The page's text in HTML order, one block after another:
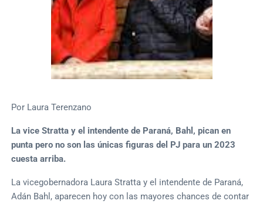
Por Laura Terenzano
La vice Stratta y el intendente de Paraná, Bahl, pican en
punta pero no son las únicas figuras del PJ para un 2023
cuesta arriba.
La vicegobernadora Laura Stratta y el intendente de Paraná,
Adán Bahl, aparecen hoy con las mayores chances de contar